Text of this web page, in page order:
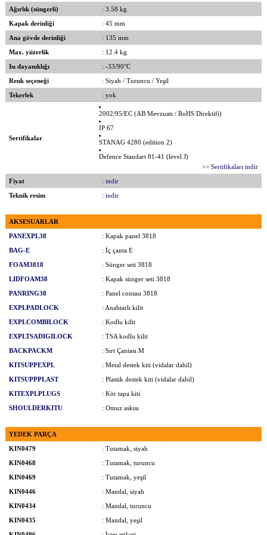
Ağırlık (süngerli)
: 3.58 kg
Kapak derinliği
: 45 mm
Ana gövde derinliği
: 135 mm
Max. yüzerlik
: 12.4 kg
Isı dayanıklığı
: -33/90°C
Renk seçeneği
: Siyah / Turuncu / Yeşil
Tekerlek
: yok
Sertifikalar
2002/95/EC (AB Mevzuatı / RoHS Direktifi)
IP 67
STANAG 4280 (edition 2)
Defence Standart 81-41 (level J)
>> Sertifikaları indir
Fiyat
: indir
Teknik resim
: indir
AKSESUARLAR
PANEXPL38
: Kapak panel 3818
BAG-E
: İç çanta E
FOAM3818
: Sünger seti 3818
LIDFOAM38
: Kapak sünger seti 3818
PANRING38
: Panel contası 3818
EXPLPADLOCK
: Anahtarlı kilit
EXPLCOMBILOCK
: Kodlu kilit
EXPLTSADIGILOCK
: TSA kodlu kilit
BACKPACKM
: Sırt Çantası M
KITSUPPEXPL
: Metal destek kiti (vidalar dahil)
KITSUPPPLAST
: Plastik destek kiti (vidalar dahil)
KITEXPLPLUGS
: Kör tapa kiti
SHOULDERKITU
: Omuz askısı
YEDEK PARÇA
KIN0479
: Tutamak, siyah
KIN0468
: Tutamak, turuncu
KIN0469
: Tutamak, yeşil
KIN0446
: Mandal, siyah
KIN0434
: Mandal, turuncu
KIN0435
: Mandal, yeşil